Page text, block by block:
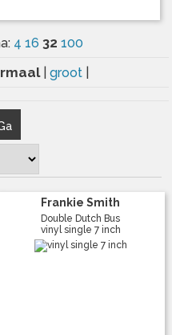
4 16 32 100
groot
Frankie Smith
Double Dutch Bus
vinyl single 7 inch